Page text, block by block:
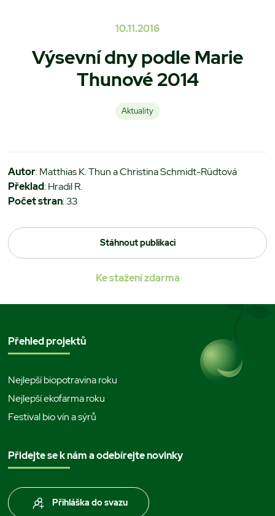
10.11.2016
Výsevní dny podle Marie
Thunové 2014
Aktuality
Autor: Matthias K. Thun a Christina Schmidt-Rüdtová
Překlad: Hradil R.
Počet stran: 33
Stáhnout publikaci
Ke stažení zdarma
Přehled projektů
Nejlepší biopotravina roku
Nejlepší ekofarma roku
Festival bio vín a sýrů
Přidejte se k nám a odebírejte novinky
Přihláška do svazu